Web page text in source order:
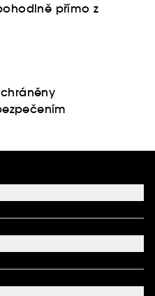
přímo z